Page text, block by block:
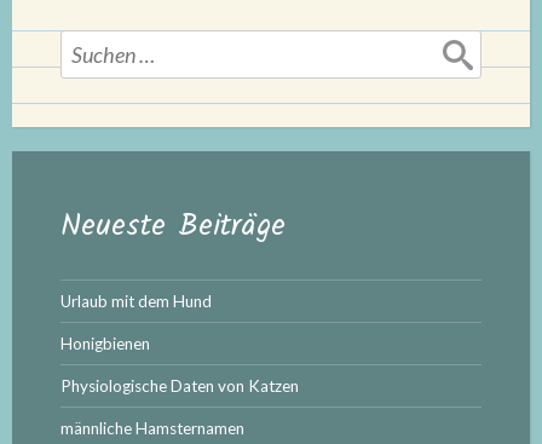
Suchen
nach:
Neueste Beiträge
Urlaub mit dem Hund
Honigbienen
Physiologische Daten von Katzen
männliche Hamsternamen